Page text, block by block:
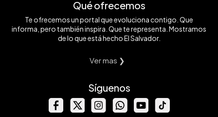
Qué ofrecemos
Te ofrecemos un portal que evoluciona contigo. Que
informa, pero también inspira. Que te representa. Mostramos
de lo que está hecho El Salvador.
Ver mas ❯
Síguenos